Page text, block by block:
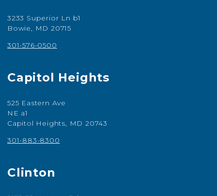
3233 Superior Ln b1
Bowie, MD 20715
301-576-0500
Capitol Heights
525 Eastern Ave
NE a1
Capitol Heights, MD 20743
301-883-8300
Clinton